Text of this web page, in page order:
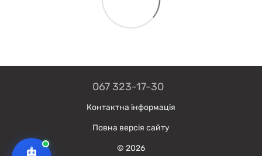
067 323-17-30
Контактна інформація
Повна версія сайту
© 2026